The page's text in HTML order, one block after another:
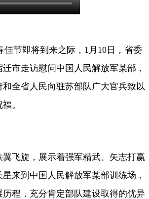
佳节即将到来之际，1月10日，省委
市走访慰问中国人民解放军某部，
全省人民向驻苏部队广大官兵致以
。
旋，展示着强军精武、矢志打赢
来到中国人民解放军某部训练场，
程，充分肯定部队建设取得的优异